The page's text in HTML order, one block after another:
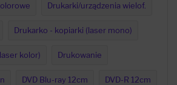
Drukarki/urządzenia wielof.
Drukarko - kopiarki (laser mono)
kolor) Drukowanie
DVD Blu-ray 12cm DVD-R 12cm